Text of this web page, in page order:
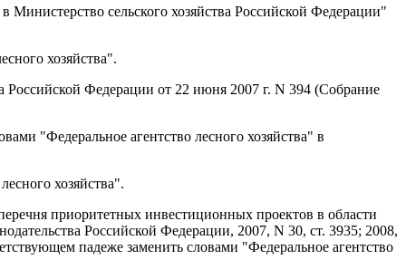
Министерство сельского хозяйства Российской Федерации"
хозяйства".
Российской Федерации от 22 июня 2007 г. N 394 (Собрание
"Федеральное агентство лесного хозяйства" в
хозяйства".
приоритетных инвестиционных проектов в области
Российской Федерации, 2007, N 30, ст. 3935; 2008,
падеже заменить словами "Федеральное агентство